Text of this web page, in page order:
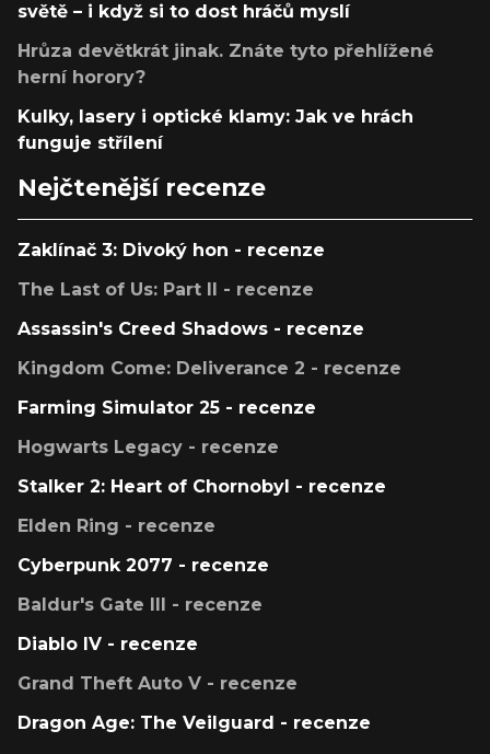
světě – i když si to dost hráčů myslí
Hrůza devětkrát jinak. Znáte tyto přehlížené
herní horory?
Kulky, lasery i optické klamy: Jak ve hrách
funguje střílení
Nejčtenější recenze
Zaklínač 3: Divoký hon - recenze
The Last of Us: Part II - recenze
Assassin's Creed Shadows - recenze
Kingdom Come: Deliverance 2 - recenze
Farming Simulator 25 - recenze
Hogwarts Legacy - recenze
Stalker 2: Heart of Chornobyl - recenze
Elden Ring - recenze
Cyberpunk 2077 - recenze
Baldur's Gate III - recenze
Diablo IV - recenze
Grand Theft Auto V - recenze
Dragon Age: The Veilguard - recenze